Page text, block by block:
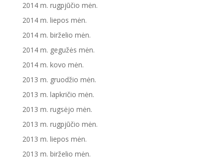
2014 m. rugpjūčio mėn.
2014 m. liepos mėn.
2014 m. birželio mėn.
2014 m. gegužės mėn.
2014 m. kovo mėn.
2013 m. gruodžio mėn.
2013 m. lapkričio mėn.
2013 m. rugsėjo mėn.
2013 m. rugpjūčio mėn.
2013 m. liepos mėn.
2013 m. birželio mėn.